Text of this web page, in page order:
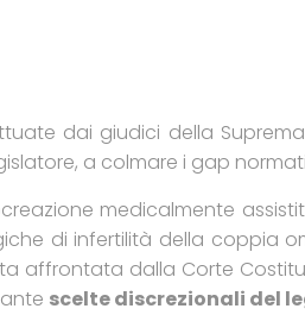
dai giudici della
a colmare i gap
medicalmente
di infertilità della coppia
affrontata dalla Corte
scelte discrezionali del